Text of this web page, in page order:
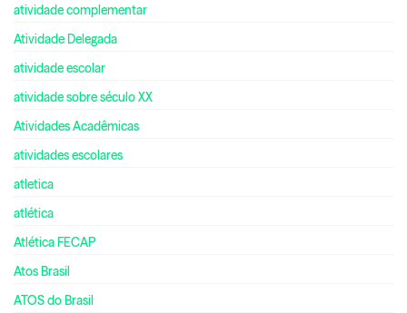
atividade complementar
Atividade Delegada
atividade escolar
atividade sobre século XX
Atividades Acadêmicas
atividades escolares
atletica
atlética
Atlética FECAP
Atos Brasil
ATOS do Brasil